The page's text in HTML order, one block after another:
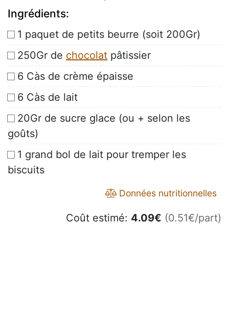
Ingrédients:
1 paquet de petits beurre (soit 200Gr)
250Gr de chocolat pâtissier
6 Càs de crème épaisse
6 Càs de lait
20Gr de sucre glace (ou + selon les
goûts)
1 grand bol de lait pour tremper les
biscuits
Données nutritionnelles
Coût estimé: 4.09€ (0.51€/part)